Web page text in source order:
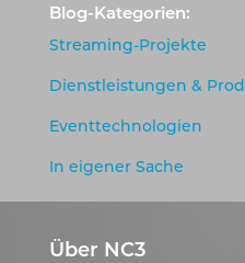
Blog-Kategorien:
Streaming-Projekte
Dienstleistungen &
Eventtechnologien
In eigener Sache
Über NC3